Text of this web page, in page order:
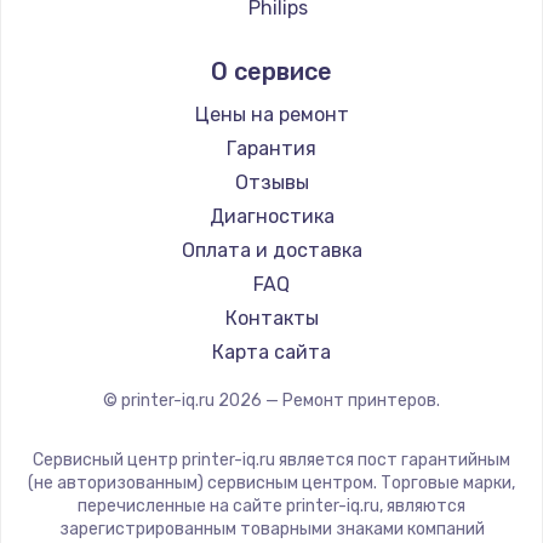
Заказать
Замена SSD
Заказать
Увеличение оперативной памяти
Заказать
Настройка BIOS
Настройка ОС
от 1320 руб.
Philips
Lexmark
Sharp
TSC
Fujitsu
Godex
О сервисе
Цены на ремонт
Гарантия
Отзывы
Диагностика
Оплата и доставка
FAQ
Контакты
Карта сайта
© printer-iq.ru 2026 — Ремонт принтеров.
Сервисный центр printer-iq.ru является пост гарантийным
(не авторизованным) сервисным центром. Торговые марки,
перечисленные на сайте printer-iq.ru, являются
зарегистрированным товарными знаками компаний